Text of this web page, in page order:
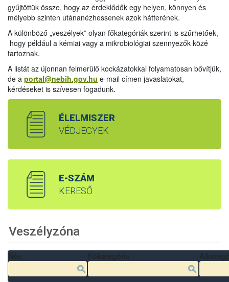
gyűjtöttük össze, hogy az érdeklődők egy helyen, könnyen és
mélyebb szinten utánanézhessenek azok hátterének.
A különböző „veszélyek” olyan főkategóriák szerint is szűrhetőek,
hogy például a kémiai vagy a mikrobiológiai szennyezők közé
tartoznak.
A listát az újonnan felmerülő kockázatokkal folyamatosan bővítjük,
de a portal@nebih.gov.hu e-mail címen javaslatokat,
kérdéseket is szívesen fogadunk.
ÉLELMISZER
VÉDJEGYEK
E-SZÁM
KERESŐ
Veszélyzóna